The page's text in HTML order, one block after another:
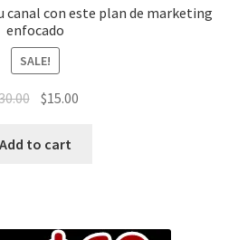
devoluciones
PMF — FAQs
canal con este plan de marketing
enfocado
SALE!
$15.00
Add to cart